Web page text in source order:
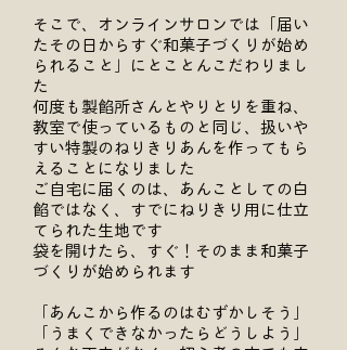
そこで、オンラインサロンでは「届い
たその日からすぐ和菓子づくりが始め
られること」にとことんこだわりまし
た
何度も製餡所さんとやりとりを重ね、
教室で使っているものと同じ、扱いや
すい特製のねりきりあんを作ってもら
えることになりました
ご自宅に届くのは、あんことしての白
餡ではなく、すでにねりきり用に仕立
てられた生地です
袋を開けたら、すぐ！そのまま和菓子
づくりが始められます
「あんこから作るのはむずかしそう」
「うまくできなかったらどうしよう」